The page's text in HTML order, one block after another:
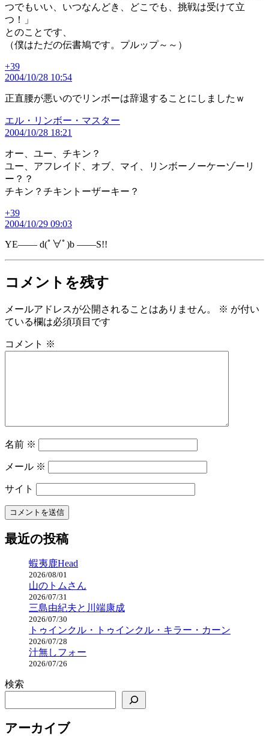
つでもいい、いつなんどき、どこでも、挑戦は受けて立
つ！」
とのことです、
（僕はただの伝書鳩です。プルップ～～）
+39の
発
言:
2004/10/28 10:54
正直腰が悪いのでリンボーは辞退することにしましたｗ
エル・リンボー・マスター
2004/10/28 18:21
オー、ユー、チキン？
ユー、アフレイド、オブ、マイ、リンボーノーケーゾーリ
ー？？
チキン？チキントーザーキー？
+39の
発
2004/10/29 09:03
YE—— d(ﾟ∀ﾟ)b ——S!!
コメントを残す
メールアドレスが公開されることはありません。 ※ が付い
ている欄は必須項目です
コメント ※
名前 ※
メール ※
サイト
最近の投稿
蝦夷鹿Head
2026/08/01
山のトムさん
2026/07/31
三島由紀夫と川端康成
2026/07/30
トゥインクル・トゥインクル・キラー・カーン
2026/07/28
汁無しフォー
2026/07/26
検索
アーカイブ